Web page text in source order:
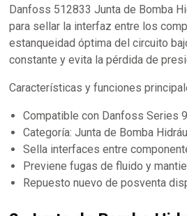
Danfoss 512833 Junta de Bomba
para sellar la interfaz entre los
estanqueidad óptima del circuito
constante y evita la pérdida de
Características y funciones
Compatible con Danfoss Series
Categoría: Junta de Bomba
Sella interfaces entre
Previene fugas de fluido y
Repuesto nuevo de posventa